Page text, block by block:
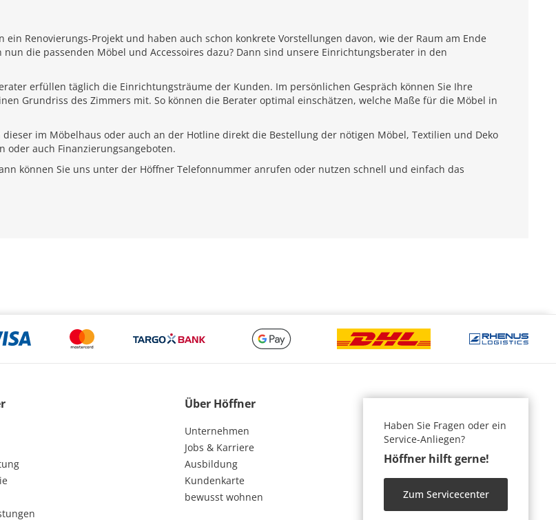
Renovierungs-Projekt und haben auch schon konkrete Vorstellungen davon, wie der Raum am Ende
die passenden Möbel und Accessoires dazu? Dann sind unsere Einrichtungsberater in den
erfüllen täglich die Einrichtungsträume der Kunden. Im persönlichen Gespräch können Sie Ihre
Grundriss des Zimmers mit. So können die Berater optimal einschätzen, welche Maße für die Möbel in
im Möbelhaus oder auch an der Hotline direkt die Bestellung der nötigen Möbel, Textilien und Deko
oder auch Finanzierungsangeboten.
können Sie uns unter der Höffner Telefonnummer anrufen oder nutzen schnell und einfach das
Über Höffner
Unternehmen
Jobs & Karriere
Ausbildung
Kundenkarte
bewusst wohnen
Haben Sie Fragen oder ein
Service-Anliegen?
Höffner hilft gerne!
Zum Servicecenter